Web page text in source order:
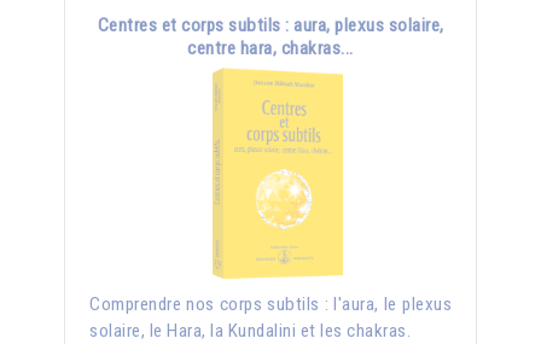
Centres et corps subtils : aura, plexus solaire,
centre hara, chakras...
Comprendre nos corps subtils : l'aura, le plexus
solaire, le Hara, la Kundalini et les chakras.